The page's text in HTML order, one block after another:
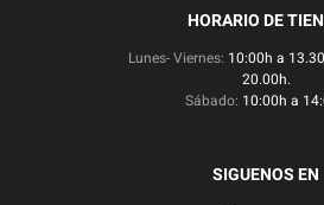
HORARIO DE
Lunes- Viernes: 10:00h a
20.00h.
Sábado: 10:00h a
SIGUENOS EN